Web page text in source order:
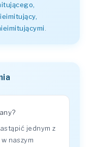
jednym z
naszym